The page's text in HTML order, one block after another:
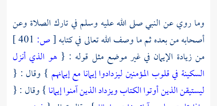
وما روي عن النبي صلى الله عليه وسلم في تارك الصلاة وعن
أصحابه من بعده ثم ما وصف الله تعالى في كتابه[ص:
من زيادة الإيمان في غير موضع مثل قوله : {هو الذي أنزل
السكينة في قلوب المؤمنين ليزدادوا إيمانا مع إيمانهم } وقال : {
ليستيقن الذين أوتوا الكتاب ويزداد الذين آمنوا إيمانا} وقال : {